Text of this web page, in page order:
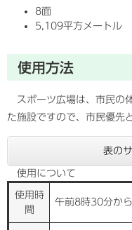
8面
5,109平方メートル
使用方法
スポーツ広場は、市民の
た施設ですので、市民優先
表の
使用について
使用時
間
午前8時30分か